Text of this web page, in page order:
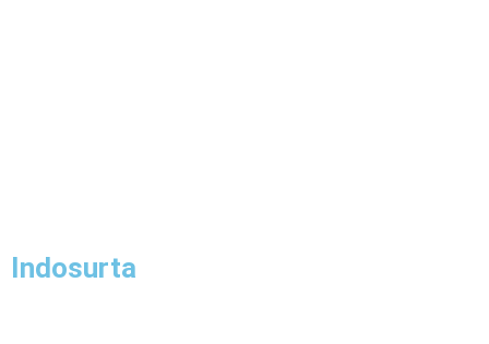
Indosurta